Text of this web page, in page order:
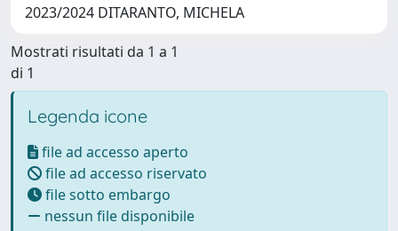
2023/2024 DITARANTO, MICHELA
Mostrati risultati da 1 a 1
di 1
Legenda icone
file ad accesso aperto
file ad accesso riservato
file sotto embargo
nessun file disponibile